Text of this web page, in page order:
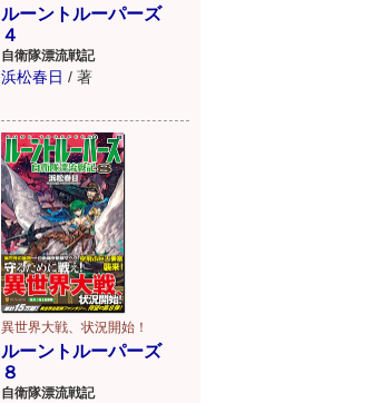
ルーントルーパーズ
４
自衛隊漂流戦記
浜松春日 / 著
異世界大戦、状況開始！
ルーントルーパーズ
８
自衛隊漂流戦記